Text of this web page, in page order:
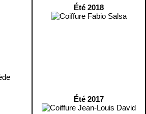
Été 2018
Été 2017